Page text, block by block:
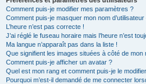
Comment puis-je modifier mes paramètres ?
Comment puis-je masquer mon nom
L’heure n’est pas correcte !
J’ai réglé le fuseau horaire mais l’heure n’est
Ma langue n’apparaît pas dans la liste !
Que signifient les images situées à côté de mon
Comment puis-je afficher un avatar ?
Quel est mon rang et comment puis-je le
Pourquoi m’est-il demandé de me connecter